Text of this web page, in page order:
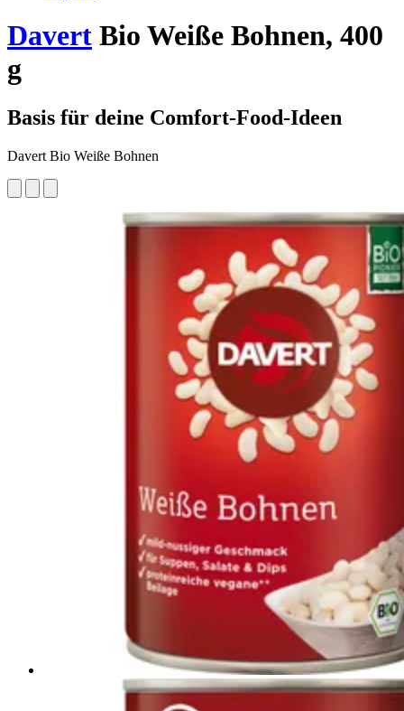
Davert Bio Weiße Bohnen, 400
g
Basis für deine Comfort-Food-Ideen
Davert Bio Weiße Bohnen